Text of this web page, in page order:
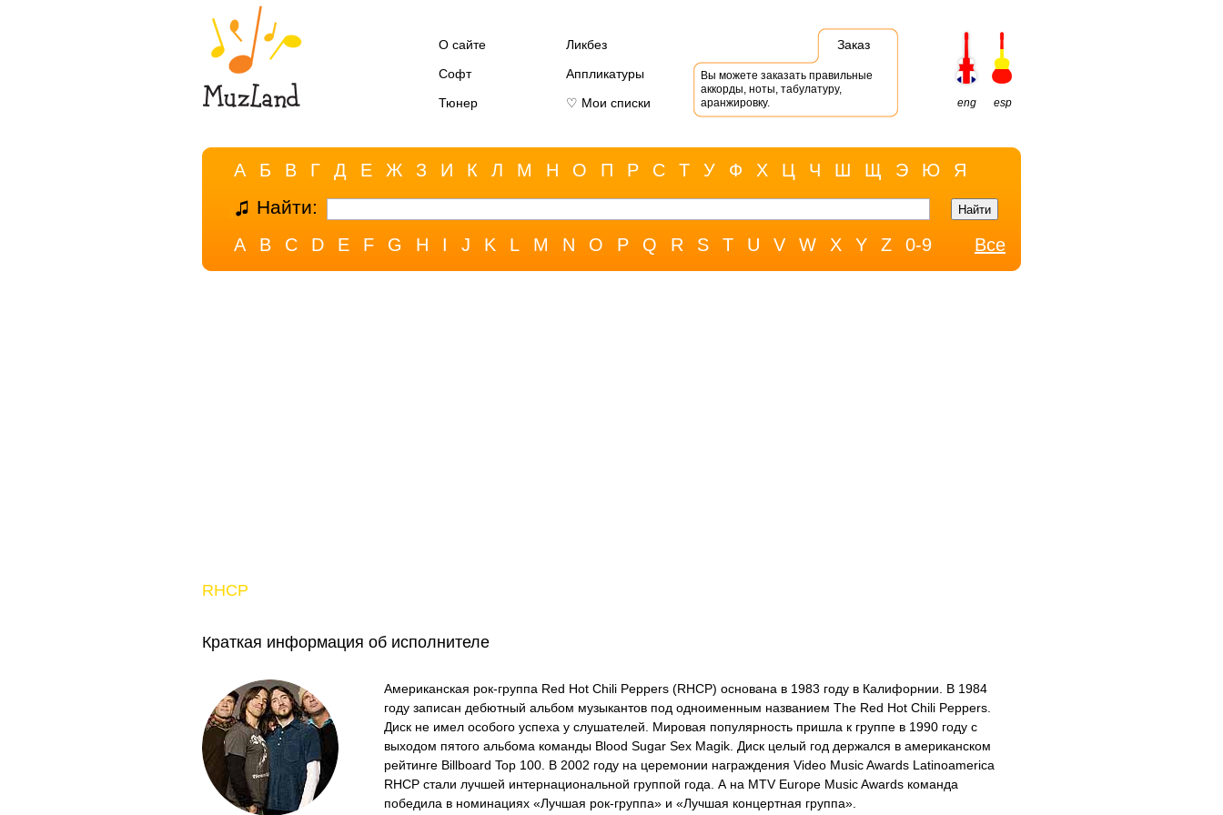
О сайте
Ликбез
Софт
Аппликатуры
Тюнер
♡ Мои списки
Заказ
Вы можете заказать правильные
аккорды, ноты, табулатуру,
аранжировку.
eng esp
А Б В Г Д Е Ж З И К Л М Н О П Р С Т У Ф Х Ц Ч Ш Щ Э Ю Я
Найти:
A B C D E F G H I J K L M N O P Q R S T U V W X Y Z 0-9 Все
RHCP
Краткая информация об исполнителе
Американская рок-группа Red Hot Chili Peppers (RHCP) основана в 1983 году в Калифорнии. В 1984
году записан дебютный альбом музыкантов под одноименным названием The Red Hot Chili Peppers.
Диск не имел особого успеха у слушателей. Мировая популярность пришла к группе в 1990 году с
выходом пятого альбома команды Blood Sugar Sex Magik. Диск целый год держался в американском
рейтинге Billboard Top 100. В 2002 году на церемонии награждения Video Music Awards Latinoamerica
RHCP стали лучшей интернациональной группой года. А на MTV Europe Music Awards команда
победила в номинациях «Лучшая рок-группа» и «Лучшая концертная группа».